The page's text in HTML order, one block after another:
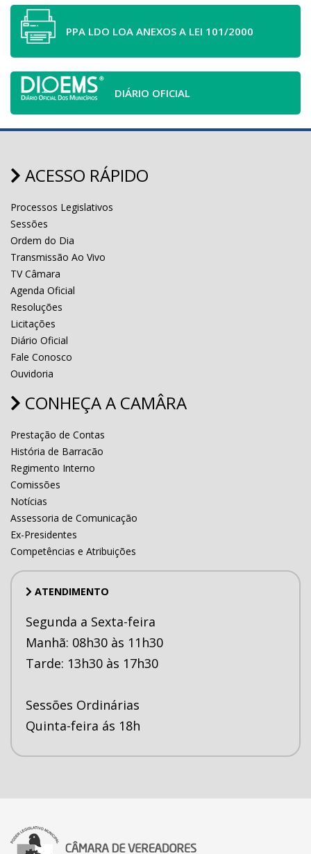
PPA LDO LOA ANEXOS A LEI 101/2000
DIÁRIO OFICIAL
ACESSO RÁPIDO
Processos Legislativos
Sessões
Ordem do Dia
Transmissão Ao Vivo
TV Câmara
Agenda Oficial
Resoluções
Licitações
Diário Oficial
Fale Conosco
Ouvidoria
CONHEÇA A CAMÂRA
Prestação de Contas
História de Barracão
Regimento Interno
Comissões
Notícias
Assessoria de Comunicação
Ex-Presidentes
Competências e Atribuições
ATENDIMENTO
Segunda a Sexta-feira
Manhã: 08h30 às 11h30
Tarde: 13h30 às 17h30
Sessões Ordinárias
Quinta-feira ás 18h